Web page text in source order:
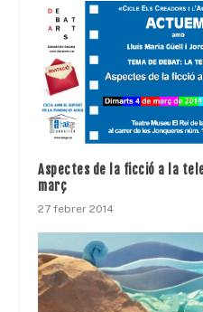
Aspectes de la ficció a la
març
27 febrer 2014